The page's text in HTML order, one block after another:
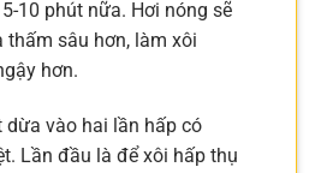
10 phút nữa. Hơi nóng sẽ
sâu hơn, làm xôi
hơn.
dừa vào hai lần hấp có
Lần đầu là để xôi hấp thụ